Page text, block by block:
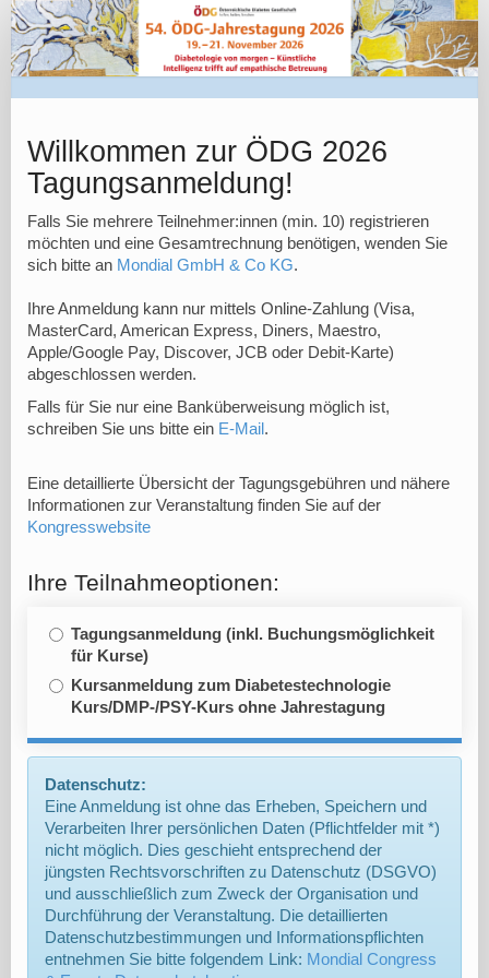
ÖDG
JT
2026
|
Registratur
Willkommen zur ÖDG 2026
Tagungsanmeldung!
Falls Sie mehrere Teilnehmer:innen (min. 10) registrieren
möchten und eine Gesamtrechnung benötigen, wenden Sie
sich bitte an Mondial GmbH & Co KG.
Ihre Anmeldung kann nur mittels Online-Zahlung (Visa,
MasterCard, American Express, Diners, Maestro,
Apple/Google Pay, Discover, JCB oder Debit-Karte)
abgeschlossen werden.
Falls für Sie nur eine Banküberweisung möglich ist,
schreiben Sie uns bitte ein E-Mail .
Eine detaillierte Übersicht der Tagungsgebühren und nähere
Informationen zur Veranstaltung finden Sie auf der
Kongresswebsite
Ihre Teilnahmeoptionen:
Tagungsanmeldung (inkl. Buchungsmöglichkeit
für Kurse)
Kursanmeldung zum Diabetestechnologie
Kurs/DMP-/PSY-Kurs ohne Jahrestagung
Datenschutz:
Eine Anmeldung ist ohne das Erheben, Speichern und
Verarbeiten Ihrer persönlichen Daten (Pflichtfelder mit *)
nicht möglich. Dies geschieht entsprechend der
jüngsten Rechtsvorschriften zu Datenschutz (DSGVO)
und ausschließlich zum Zweck der Organisation und
Durchführung der Veranstaltung. Die detaillierten
Datenschutzbestimmungen und Informationspflichten
entnehmen Sie bitte folgendem Link: Mondial Congress